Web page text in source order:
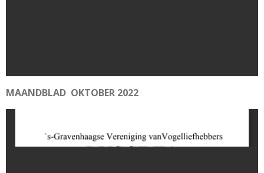
MAANDBLAD OKTOBER 2022